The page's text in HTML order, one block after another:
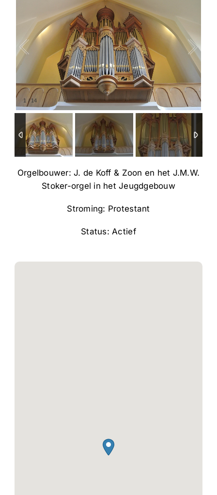
1 /14
Orgelbouwer: J. de Koff & Zoon en het J.M.W.
Stoker-orgel in het Jeugdgebouw
Stroming: Protestant
Status: Actief